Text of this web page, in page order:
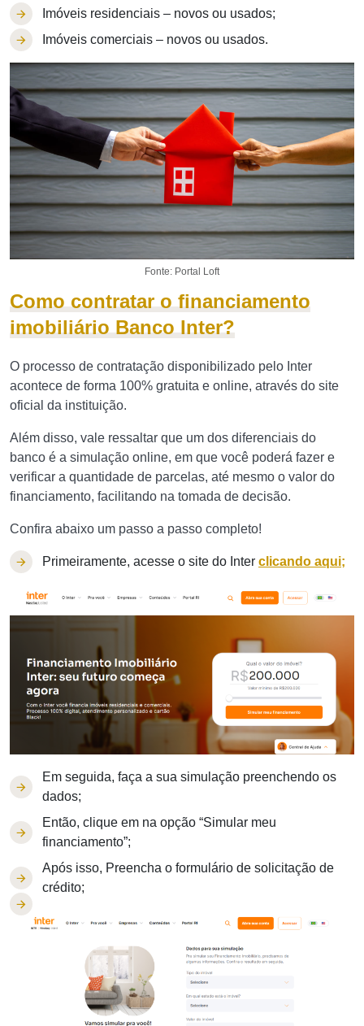
Imóveis residenciais – novos ou usados;
Imóveis comerciais – novos ou usados.
Fonte: Portal Loft
Como contratar o financiamento
imobiliário Banco Inter?
O processo de contratação disponibilizado pelo Inter
acontece de forma 100% gratuita e online, através do site
oficial da instituição.
Além disso, vale ressaltar que um dos diferenciais do
banco é a simulação online, em que você poderá fazer e
verificar a quantidade de parcelas, até mesmo o valor do
financiamento, facilitando na tomada de decisão.
Confira abaixo um passo a passo completo!
Primeiramente, acesse o site do Inter clicando aqui;
Em seguida, faça a sua simulação preenchendo os
dados;
Então, clique em na opção “Simular meu
financiamento”;
Após isso, Preencha o formulário de solicitação de
crédito;